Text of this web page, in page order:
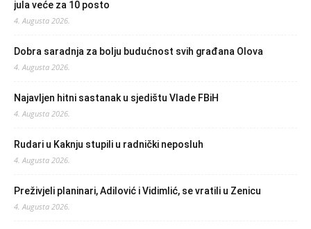
jula veće za 10 posto
4. Augusta 2026.
Dobra saradnja za bolju budućnost svih građana Olova
4. Augusta 2026.
Najavljen hitni sastanak u sjedištu Vlade FBiH
4. Augusta 2026.
Rudari u Kaknju stupili u radnički neposluh
4. Augusta 2026.
Preživjeli planinari, Adilović i Vidimlić, se vratili u Zenicu
4. Augusta 2026.